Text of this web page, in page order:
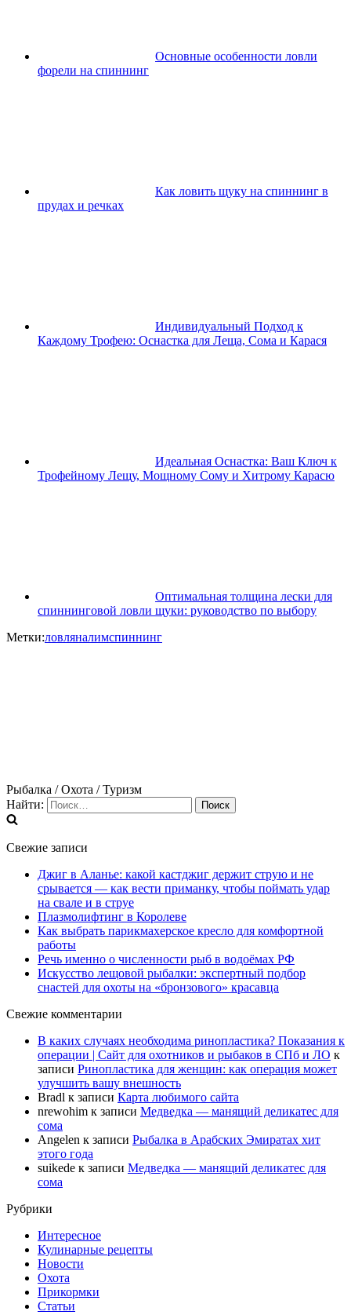
Основные особенности ловли
форели на спиннинг
Как ловить щуку на спиннинг в
прудах и речках
Индивидуальный Подход к
Каждому Трофею: Оснастка для Леща, Сома и Карася
Идеальная Оснастка: Ваш Ключ к
Трофейному Лещу, Мощному Сому и Хитрому Карасю
Оптимальная толщина лески для
спиннинговой ловли щуки: руководство по выбору
Метки:ловляналимспиннинг
Рыбалка / Охота / Туризм
Найти:
Свежие записи
Джиг в Аланье: какой кастджиг держит струю и не
срывается — как вести приманку, чтобы поймать удар
на свале и в струе
Плазмолифтинг в Королеве
Как выбрать парикмахерское кресло для комфортной
работы
Речь именно о численности рыб в водоёмах РФ
Искусство лещовой рыбалки: экспертный подбор
снастей для охоты на «бронзового» красавца
Свежие комментарии
В каких случаях необходима ринопластика? Показания к
операции | Сайт для охотников и рыбаков в СПб и ЛО к
записи Ринопластика для женщин: как операция может
улучшить вашу внешность
Bradl к записи Карта любимого сайта
nrewohim к записи Медведка — манящий деликатес для
сома
Angelen к записи Рыбалка в Арабских Эмиратах хит
этого года
suikede к записи Медведка — манящий деликатес для
сома
Рубрики
Интересное
Кулинарные рецепты
Новости
Охота
Прикормки
Статьи